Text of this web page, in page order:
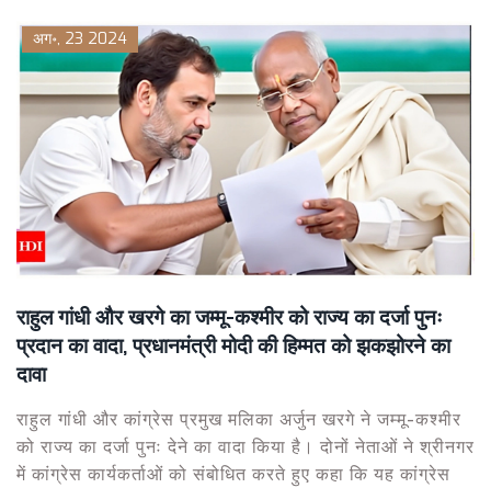
अग॰, 23 2024
राहुल गांधी और खरगे का जम्मू-कश्मीर को राज्य का दर्जा पुनः
प्रदान का वादा, प्रधानमंत्री मोदी की हिम्मत को झकझोरने का
दावा
राहुल गांधी और कांग्रेस प्रमुख मलिका अर्जुन खरगे ने जम्मू-कश्मीर
को राज्य का दर्जा पुनः देने का वादा किया है। दोनों नेताओं ने श्रीनगर
में कांग्रेस कार्यकर्ताओं को संबोधित करते हुए कहा कि यह कांग्रेस